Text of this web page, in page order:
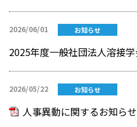
2026/06/01 お知らせ
2026/05/22 お知らせ
人事異動に関するお知らせ